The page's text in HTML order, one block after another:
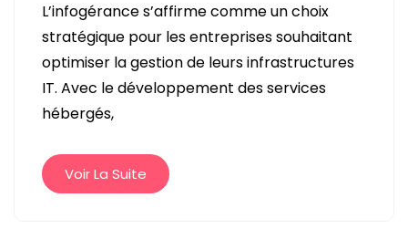
ET
SERVICES
HÉBERGÉS
:
L’infogérance s’affirme comme un choix
stratégique pour les entreprises souhaitant
optimiser la gestion de leurs infrastructures
IT. Avec le développement des services
hébergés,
Voir La Suite